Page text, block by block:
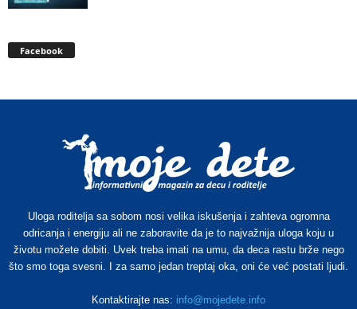
Facebook
Uloga roditelja sa sobom nosi velika iskušenja i zahteva ogromna
odricanja i energiju ali ne zaboravite da je to najvažnija uloga koju u
životu možete dobiti. Uvek treba imati na umu, da deca rastu brže nego
što smo toga svesni. I za samo jedan treptaj oka, oni će već postati ljudi.
Kontaktirajte nas: info@mojedete.info